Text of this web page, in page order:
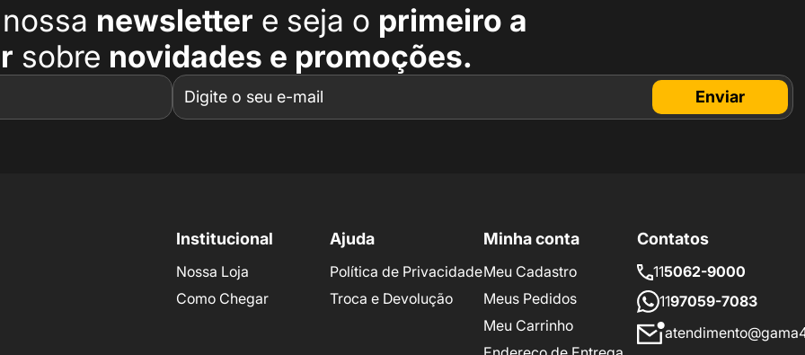
newsletter e seja o primeiro a
sobre novidades e promoções.
Enviar
Institucional
Nossa Loja
Como Chegar
Ajuda
Política de Privacidade
Troca e Devolução
Minha conta
Meu Cadastro
Meus Pedidos
Meu Carrinho
Contatos
115062-9000
1197059-7083